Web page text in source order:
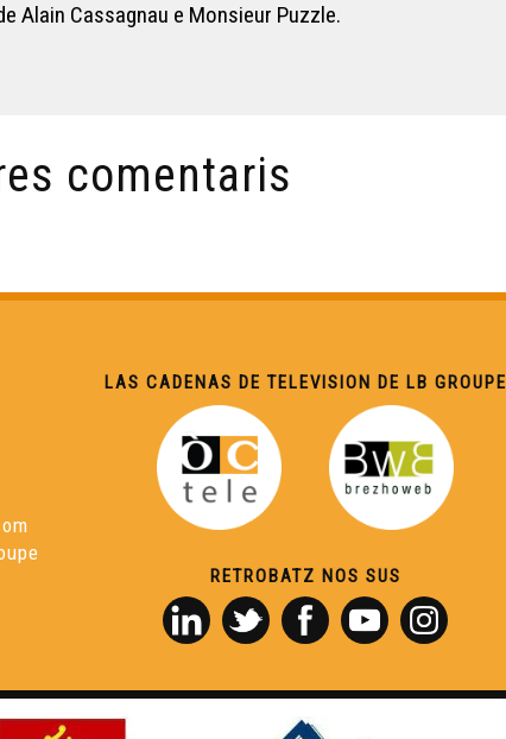
Alain Cassagnau e Monsieur Puzzle.
comentaris
LAS CADENAS DE TELEVISION DE LB GROUPE
RETROBATZ NOS SUS